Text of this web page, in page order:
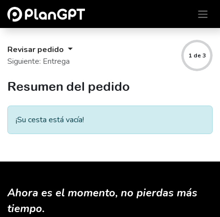
Ir al contenido
Revisar pedido
Siguiente: Entrega
1 de 3
Resumen del pedido
¡Su cesta está vacía!
Ahora es el momento, no pierdas más
tiempo.